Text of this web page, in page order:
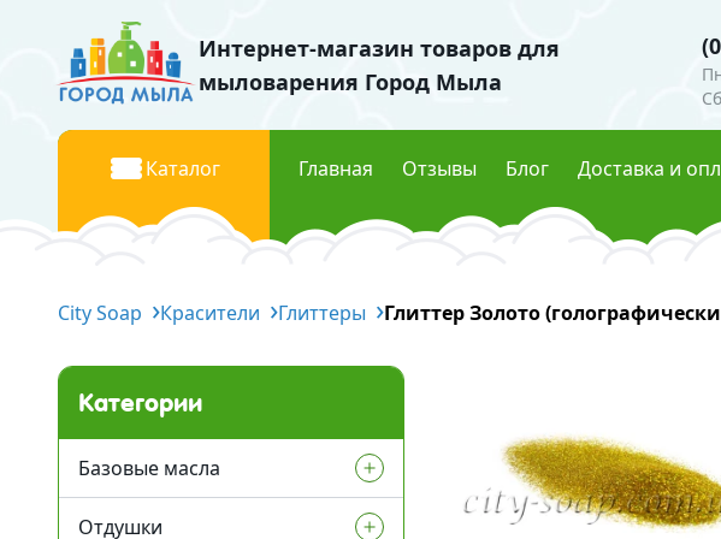
Интернет-магазин товаров для
мыловарения Город Мыла
Каталог
Жидкие базовые масла
Отдушки
Отдушки Украина
Жидкие пигменты
Мика косметическая
Главная Отзывы Блог Доставка и
City Soap Красители Глиттеры Глиттер Золото
Категории
Базовые масла
Жидкие базовые масла
Отдушки